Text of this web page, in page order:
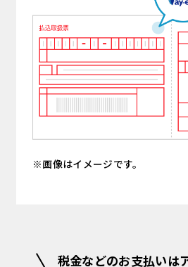
画像はイメージです。
税金などのお支払いは